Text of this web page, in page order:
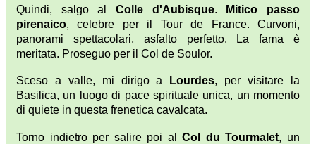
Quindi, salgo al Colle d'Aubisque.
Mitico passo
pirenaico, celebre per il Tour de France. Curvoni,
panorami spettacolari, asfalto perfetto. La fama è
meritata. Proseguo per il Col de Soulor.
Sceso a valle, mi dirigo a Lourdes, per visitare la
Basilica, un luogo di pace spirituale unica, un momento
di quiete in questa frenetica cavalcata.
Torno indietro per salire poi alCol du Tourmalet, un